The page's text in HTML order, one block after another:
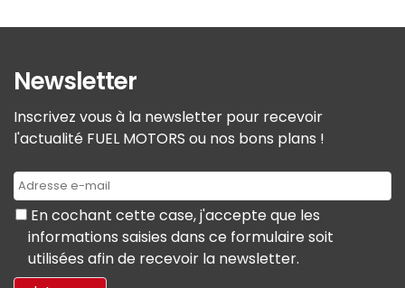
Newsletter
Inscrivez vous à la newsletter pour recevoir
l'actualité FUEL MOTORS ou nos bons plans !
En cochant cette case, j'accepte que les
informations saisies dans ce formulaire soit
utilisées afin de recevoir la newsletter.